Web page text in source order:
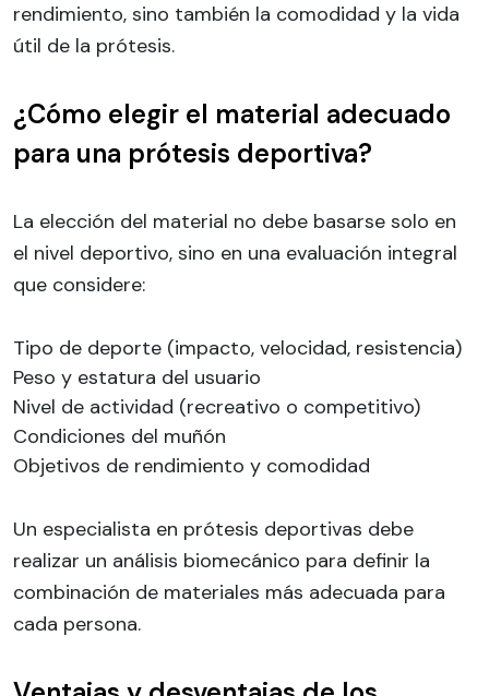
rendimiento, sino también la comodidad y la vida
útil de la prótesis.
¿Cómo elegir el material adecuado
para una prótesis deportiva?
La elección del material no debe basarse solo en
el nivel deportivo, sino en una evaluación integral
que considere:
Tipo de deporte (impacto, velocidad, resistencia)
Peso y estatura del usuario
Nivel de actividad (recreativo o competitivo)
Condiciones del muñón
Objetivos de rendimiento y comodidad
Un especialista en prótesis deportivas debe
realizar un análisis biomecánico para definir la
combinación de materiales más adecuada para
cada persona.